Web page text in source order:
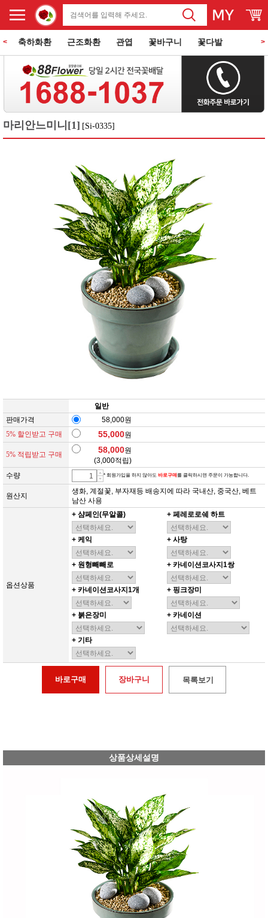
< 축하화환 근조화환 관엽 꽃바구니 꽃다발
동양란 서양란 과일바구니 꽃과 케익 쌀화환
>
마리안느미니[1] [Si-0335]
일반
판매가격
58,000원
5% 할인받고 구매
55,000원
5% 적립받고 구매 58,000원
(3,000적립)
수량
* 회원가입을 하지 않아도 바로구매를 클릭하시면 주문이 가능합니다.
원산지
생화, 계절꽃, 부자재등 배송지에 따라 국내산, 중국산, 베트
남산 사용
옵션상품
+ 샴페인(무알콜) + 페레로로쉐 하트
+ 케익 + 사탕
+ 원형빼빼로 + 카네이션코사지1쌍
+ 카네이션코사지1개 + 핑크장미
+ 붉은장미 + 카네이션
+ 기타
바로구매 장바구니 목록보기
상품상세설명